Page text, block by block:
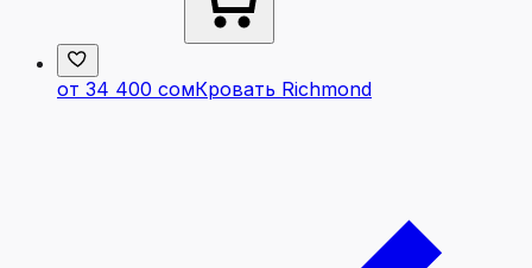
от 34 400 сомКровать Richmond